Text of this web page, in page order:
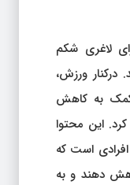
لاغری شکم
ورزش،
کمک به کاهش
این محتوا
است که
دهند و به